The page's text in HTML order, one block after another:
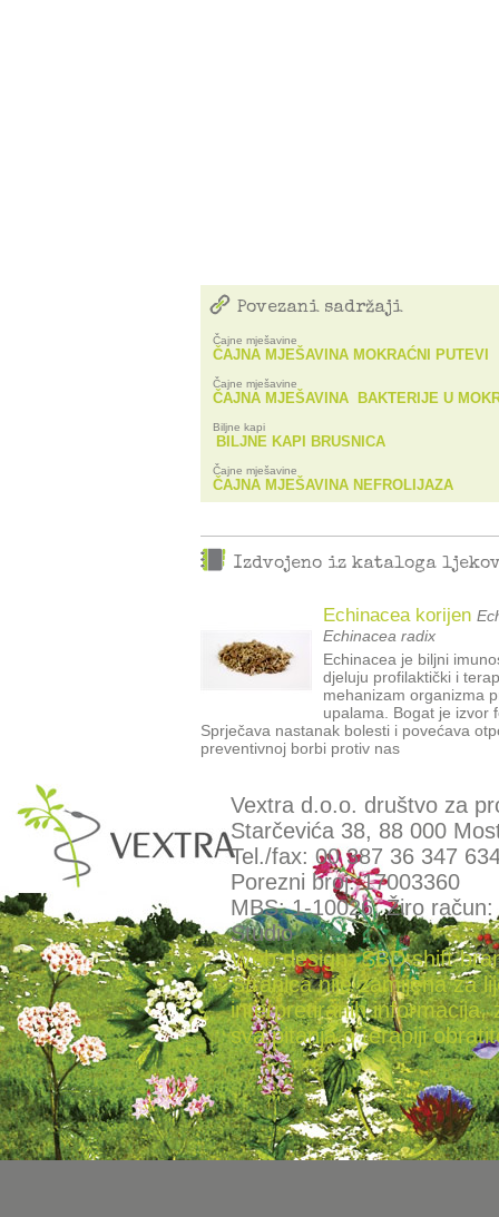
Povezani sadržaji
Čajne mješavine
ČAJNA MJEŠAVINA MOKRAĆNI PUTEVI
Čajne mješavine
ČAJNA MJEŠAVINA BAKTERIJE U
Biljne kapi
BILJNE KAPI BRUSNICA
Čajne mješavine
ČAJNA MJEŠAVINA NEFROLIJAZA
Izdvojeno iz kataloga
Echinacea korijen
Echinacea radix
Echinacea je biljni
djeluju profilaktički i
mehanizam organizma
upalama. Bogat je izvor
Sprječava nastanak bolesti i povećava
preventivnoj borbi protiv nas
Vextra d.o.o. društvo za
Starčevića 38, 88 000
Tel./fax: 00 387 36 347
Porezni broj: 17003360
MBS: 1-10026, Žiro
Studio
Web design: SBD shift
Stranica nije zamijena za
interpretiranih informacija,
sva pitanja o terapiji